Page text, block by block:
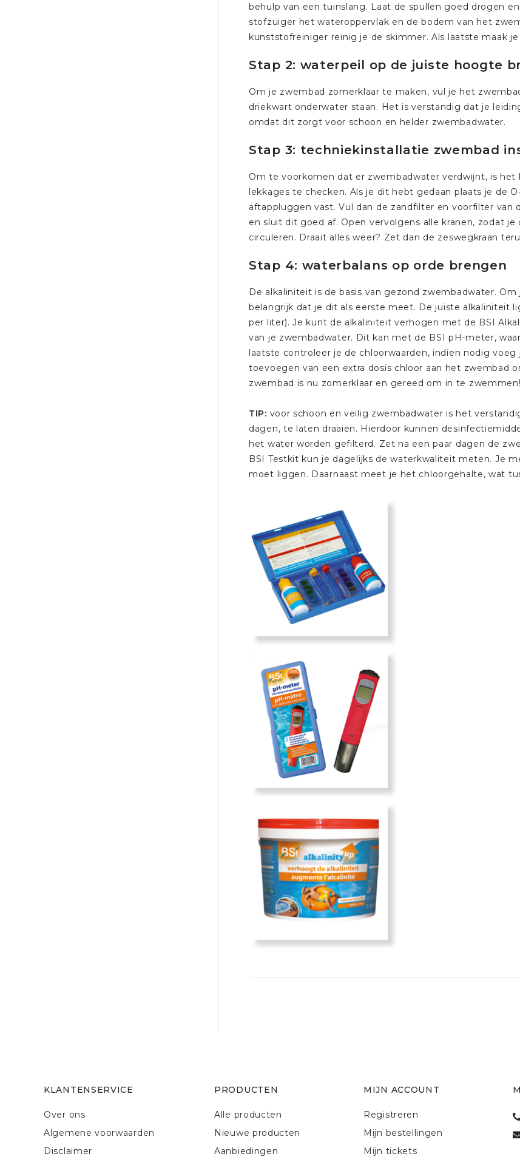
behulp van een tuinslang. Laat de spullen goed drogen
stofzuiger het wateroppervlak en de bodem van het
kunststofreiniger reinig je de skimmer. Als laatste maak
Stap 2: waterpeil op de juiste hoogte
Om je zwembad zomerklaar te maken, vul je het
driekwart onderwater staan. Het is verstandig dat je
omdat dit zorgt voor schoon en helder zwembadwater.
Stap 3: techniekinstallatie zwembad
Om te voorkomen dat er zwembadwater verdwijnt, is
lekkages te checken. Als je dit hebt gedaan plaats je de
aftappluggen vast. Vul dan de zandfilter en voorfilter
en sluit dit goed af. Open vervolgens alle kranen, zodat
circuleren. Draait alles weer? Zet dan de zeswegkraan
Stap 4: waterbalans op orde brengen
De alkaliniteit is de basis van gezond zwembadwater.
belangrijk dat je dit als eerste meet. De juiste alkaliniteit
per liter). Je kunt de alkaliniteit verhogen met de BSI
van je zwembadwater. Dit kan met de BSI pH-meter,
laatste controleer je de chloorwaarden, indien nodig
toevoegen van een extra dosis chloor aan het zwembad
zwembad is nu zomerklaar en gereed om in te zwemmen!
TIP: voor schoon en veilig zwembadwater is het
dagen, te laten draaien. Hierdoor kunnen
het water worden gefilterd. Zet na een paar dagen de
BSI Testkit kun je dagelijks de waterkwaliteit meten. Je
moet liggen. Daarnaast meet je het chloorgehalte, wat
KLANTENSERVICE
Over ons
Algemene voorwaarden
Disclaimer
PRODUCTEN
Alle producten
Nieuwe producten
Aanbiedingen
MIJN ACCOUNT
Registreren
Mijn bestellingen
Mijn tickets